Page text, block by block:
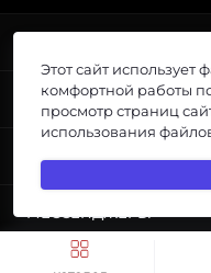
Быстрый заказ
Галерея
Размеры
Уход
Оплата, Доставка,
Ремонт,
Политика
Условия соглашения
Контакты
ПОПУЛЯРНОЕ
Парки
Новые модели
Большие размеры
Кожаные аксессуары
Куртки
Украина, г.
города
info@mirkoji.com.ua
Telegram
Этот сайт использует
комфортной работы
просмотр страниц
использования